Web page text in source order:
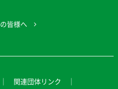
皆様へ
関連団体リンク